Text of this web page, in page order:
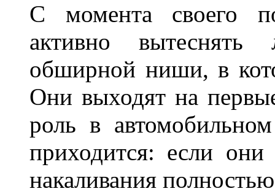
С момента своего
активно
обширной ниши, в
Они выходят на
роль в
приходится: если
накаливания